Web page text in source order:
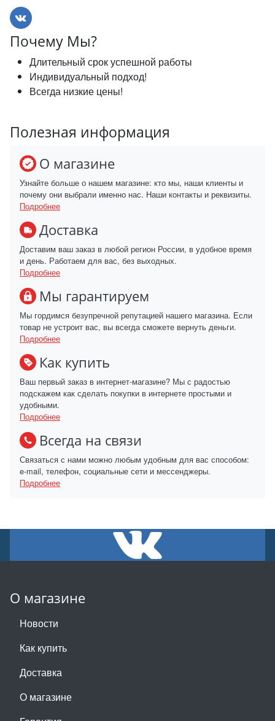
Почему Мы?
Длительный срок успешной работы
Индивидуальный подход!
Всегда низкие цены!
Полезная информация
О магазине
Узнайте больше о нашем магазине: кто мы, наши клиенты и
почему они выбрали именно нас. Наши контакты и реквизиты.
Подробнее
Доставка
Доставим ваш заказ в любой регион России, в удобное время
и день. Работаем для вас, без выходных.
Подробнее
Мы гарантируем
Мы гордимся безупречной репутацией нашего магазина. Если
товар не устроит вас, вы всегда сможете вернуть деньги.
Подробнее
Как купить
Ваш первый заказ в интернет-магазине? Мы с радостью
подскажем как сделать покупки в интернете простыми и
удобными.
Подробнее
Всегда на связи
Связаться с нами можно любым удобным для вас способом:
e-mail, телефон, социальные сети и мессенджеры.
Подробнее
О магазине
Новости
Как купить
Доставка
О магазине